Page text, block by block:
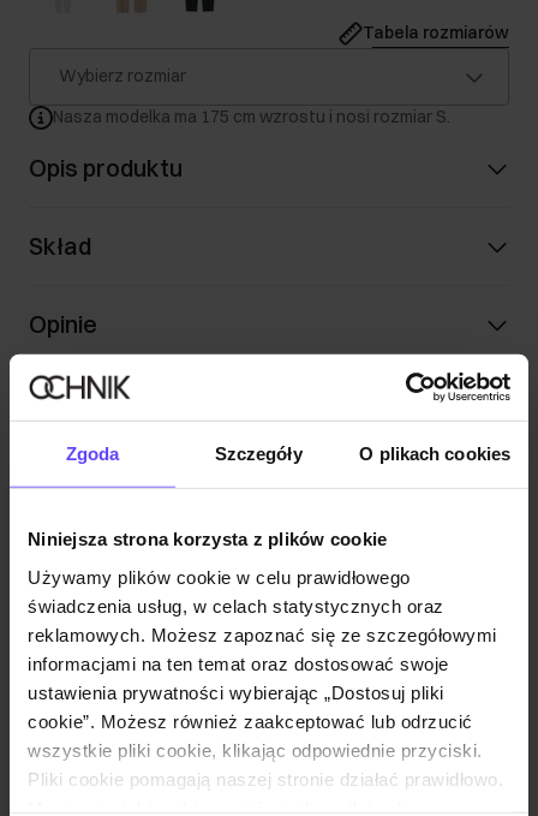
Zgoda Szczegóły O plikach cookies
Niniejsza strona korzysta z plików cookie
Używamy plików cookie w celu prawidłowego
świadczenia usług, w celach statystycznych oraz
reklamowych. Możesz zapoznać się ze szczegółowymi
informacjami na ten temat oraz dostosować swoje
ustawienia prywatności wybierając „Dostosuj pliki
cookie”. Możesz również zaakceptować lub odrzucić
wszystkie pliki cookie, klikając odpowiednie przyciski.
Pliki cookie pomagają naszej stronie działać prawidłowo.
Tabela rozmiarów
Wybierz rozmiar
Nasza modelka ma 175 cm wzrostu i nosi rozmiar S.
Opis produktu
Skład
Opinie
Beżowa damska marynarka z paskiem
129,90 zł
179,90 zł -najniższa cena z 30 dni przed
obniżką
Wybierz rozmiar
Dodaj do koszyka
Kremowa marynarka damska z paskiem
ZAKDT-0030-12(W25)
129,90 zł